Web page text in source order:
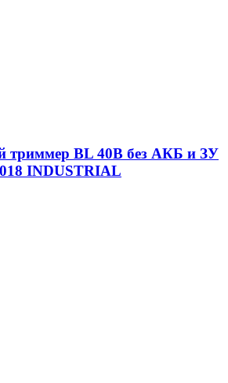
триммер BL 40В без АКБ и ЗУ
INDUSTRIAL